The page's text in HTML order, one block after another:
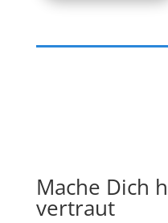
Mache Dich
vertraut